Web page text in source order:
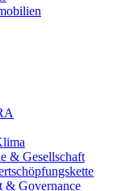
& Gesellschaft
& Governance